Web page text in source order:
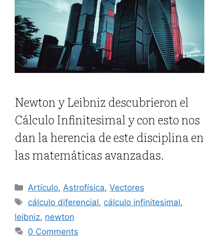
Newton y Leibniz descubrieron el
Cálculo Infinitesimal y con esto nos
dan la herencia de este disciplina en
las matemáticas avanzadas.
Categorías
Artículo, Astrofísica,Vectores
Etiquetas
cálculo diferencial, cálculo infinitesimal,
leibniz, newton
0 Comments